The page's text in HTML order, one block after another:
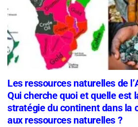
Les ressources naturelles de
Qui cherche quoi et quelle est
stratégie du continent dans la
aux ressources naturelles ?